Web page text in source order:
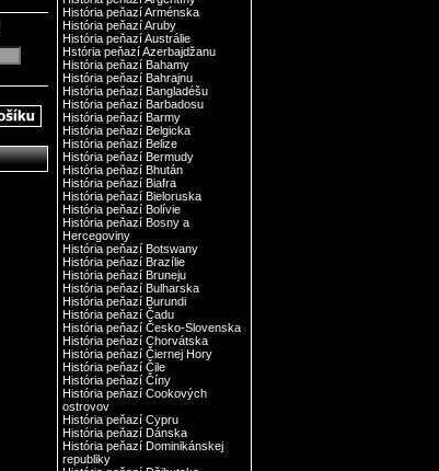
História peňazí Arménska
História peňazí Aruby
História peňazí Austrálie
Hstória peňazí Azerbajdžanu
História peňazí Bahamy
História peňazí Bahrajnu
História peňazí Bangladéšu
História peňazí Barbadosu
História peňazí Barmy
História peňazí Belgicka
História peňazí Belize
História peňazí Bermudy
História peňazí Bhután
História peňazí Biafra
História peňazí Bieloruska
História peňazí Bolívie
História peňazí Bosny a
Hercegoviny
História peňazí Botswany
História peňazí Brazílie
História peňazí Bruneju
História peňazí Bulharska
História peňazí Burundi
História peňazí Čadu
História peňazí Česko-Slovenska
História peňazí Chorvátska
História peňazí Čiernej Hory
História peňazí Čile
História peňazí Číny
História peňazí Cookových
ostrovov
História peňazí Cypru
História peňazí Dánska
História peňazí Dominikánskej
republiky